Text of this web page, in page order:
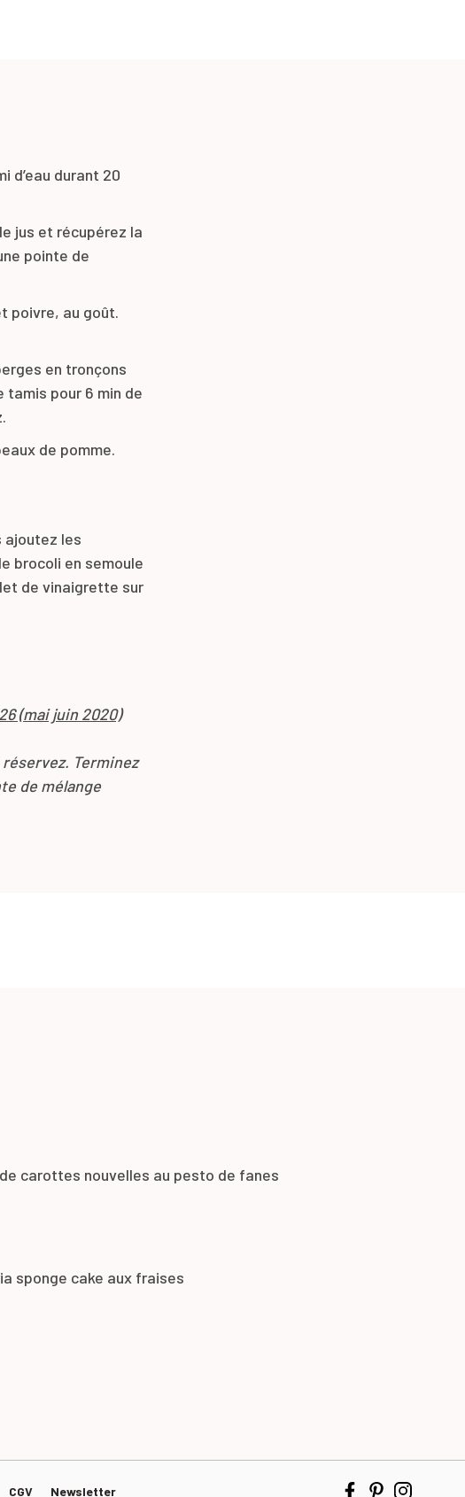
d’eau durant 20
jus et récupérez la
pointe de
poivre, au goût.
en tronçons
tamis pour 6 min de
de pomme.
ajoutez les
brocoli en semoule
de vinaigrette sur
(mai juin 2020)
Terminez
de mélange
carottes nouvelles au pesto de fanes
sponge cake aux fraises
CGV Newsletter